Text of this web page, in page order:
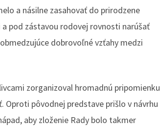
a násilne zasahovať do prirodzene
pod zástavou rodovej rovnosti narúšať
dobrovoľné vzťahy medzi
zorganizoval hromadnú pripomienku
Oproti pôvodnej predstave prišlo v návrhu
aby zloženie Rady bolo takmer